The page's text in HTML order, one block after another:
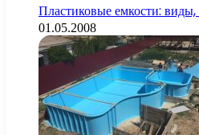
Пластиковые емкости:
01.05.2008